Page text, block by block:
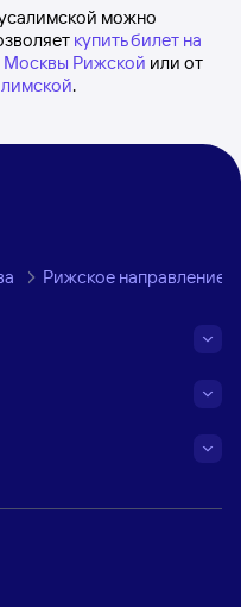
можно
купить билет на
Москвы Рижской или от
.
Рижское направление